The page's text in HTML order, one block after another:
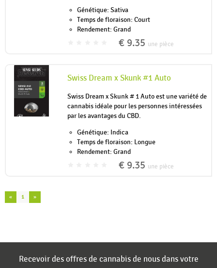
Génétique: Sativa
Temps de floraison: Court
Rendement: Grand
€ 9.35 une pièce
Swiss Dream x Skunk #1 Auto
Swiss Dream x Skunk # 1 Auto est une variété de
cannabis idéale pour les personnes intéressées
par les avantages du CBD.
Génétique: Indica
Temps de floraison: Longue
Rendement: Grand
€ 9.35 une pièce
« 1 »
Recevoir des offres de cannabis de nous dans votre